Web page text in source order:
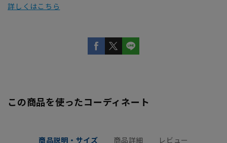
詳しくはこちら
この商品を使ったコーディネート
商品説明・サイズ 商品詳細 レビュー